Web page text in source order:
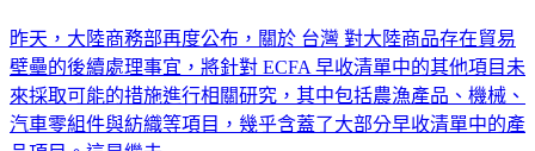
昨天，大陸商務部再度公布，關於 台灣 對大陸商品存在貿易
壁壘的後續處理事宜，將針對 ECFA 早收清單中的其他項目未
來採取可能的措施進行相關研究，其中包括農漁產品、機械、
汽車零組件與紡織等項目，幾乎含蓋了大部分早收清單中的產